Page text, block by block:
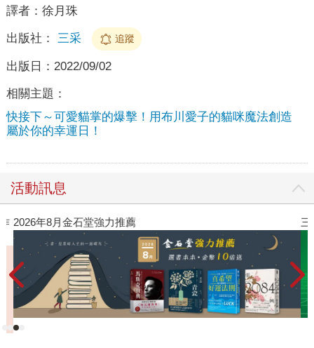
譯者： 徐月珠
出版社： 三采 追蹤
出版日： 2022/09/02
相關主題：
快接下～可愛貓掌的爆擊！用布川愛子的貓咪魔法創造
屬於你的幸運日！
活動訊息
2026年8月金石堂強力推薦 三